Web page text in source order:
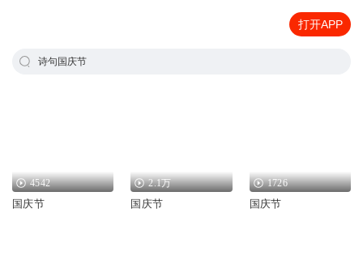
打开APP
诗句国庆节
4542
国庆节
2.1万
国庆节
1726
国庆节